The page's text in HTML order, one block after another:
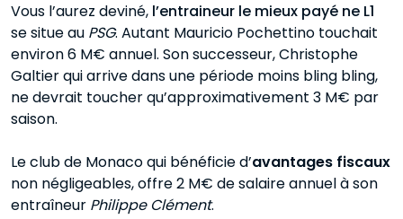
Vous l’aurez deviné, l’entraineur le mieux payé ne L1
se situe au PSG. Autant Mauricio Pochettino touchait
environ 6 M€ annuel. Son successeur, Christophe
Galtier qui arrive dans une période moins bling bling,
ne devrait toucher qu’approximativement 3 M€ par
saison.
Le club de Monaco qui bénéficie d’avantages fiscaux
non négligeables, offre 2 M€ de salaire annuel à son
entraîneur Philippe Clément.